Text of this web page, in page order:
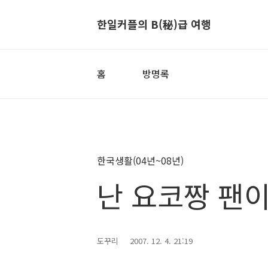
한일커플의 B(秘)급 여행
홈 방명록
한국생활(04년~08년)
난 요코짱 팬
도꾸리 2007. 12. 4. 21:19